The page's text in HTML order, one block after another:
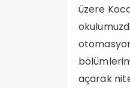
üzere
açarak